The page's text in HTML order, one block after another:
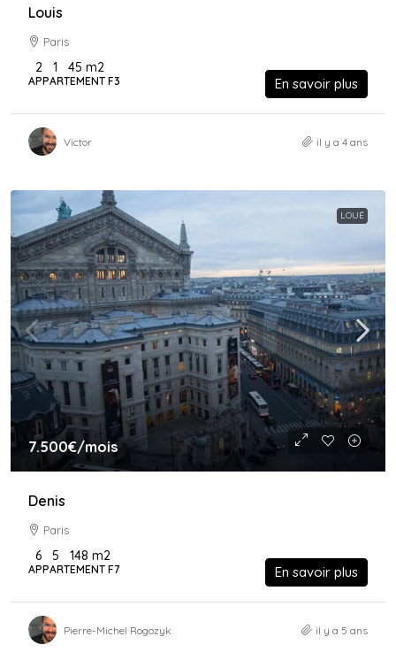
Louis
Paris
2 1 45 m2
APPARTEMENT F3 En savoir plus
Victor il y a 4 ans
LOUÉ
7.500€/mois
Denis
Paris
6 5 148 m2
APPARTEMENT F7 En savoir plus
Pierre-Michel Rogozyk il y a 5 ans